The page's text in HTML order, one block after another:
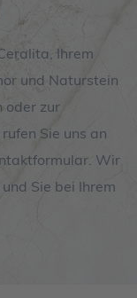
Ihrem
und Naturstein
oder zur
Sie uns an
Wir
Sie bei Ihrem